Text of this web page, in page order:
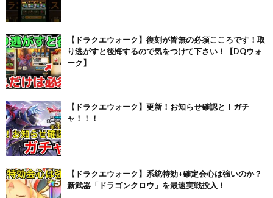
【ドラクエウォーク】復刻が皆無の必須こころです！取
り逃がすと後悔するので気をつけて下さい！【DQウォ
ーク】
【ドラクエウォーク】更新！お知らせ確認と！ガチ
ャ！！！
【ドラクエウォーク】系統特効+確定会心は強いのか？
新武器「ドラゴンクロウ」を最速実戦投入！